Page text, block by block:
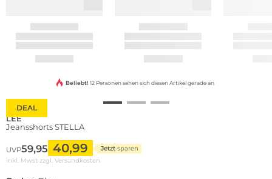
DEAL
Beliebt! 12 Personen sehen sich diesen Artikel gerade an
LEE
Jeansshorts STELLA
UVP59,95 40,99 Jetzt sparen
inkl. Mwst zzgl. Versandkosten